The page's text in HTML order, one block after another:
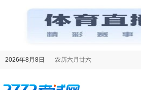
2026年8月8日 农历六月廿六